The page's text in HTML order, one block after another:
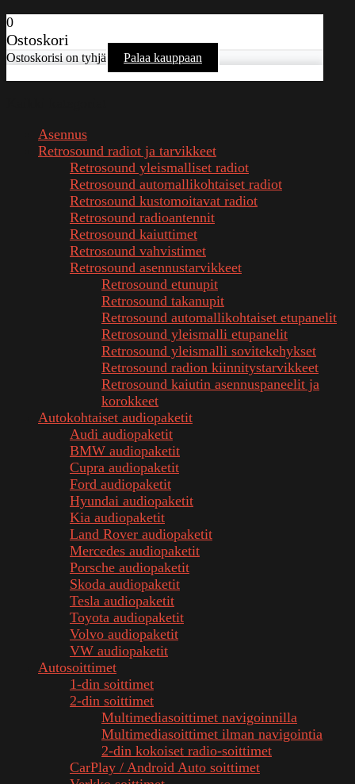
0
Ostoskori
Ostoskorisi on tyhjä Palaa kauppaan
Asennus
Retrosound radiot ja tarvikkeet
Retrosound yleismalliset radiot
Retrosound automallikohtaiset radiot
Retrosound kustomoitavat radiot
Retrosound radioantennit
Retrosound kaiuttimet
Retrosound vahvistimet
Retrosound asennustarvikkeet
Retrosound etunupit
Retrosound takanupit
Retrosound automallikohtaiset etupanelit
Retrosound yleismalli etupanelit
Retrosound yleismalli sovitekehykset
Retrosound radion kiinnitystarvikkeet
Retrosound kaiutin asennuspaneelit ja
korokkeet
Autokohtaiset audiopaketit
Audi audiopaketit
BMW audiopaketit
Cupra audiopaketit
Ford audiopaketit
Hyundai audiopaketit
Kia audiopaketit
Land Rover audiopaketit
Mercedes audiopaketit
Porsche audiopaketit
Skoda audiopaketit
Tesla audiopaketit
Toyota audiopaketit
Volvo audiopaketit
VW audiopaketit
Autosoittimet
1-din soittimet
2-din soittimet
Multimediasoittimet navigoinnilla
Multimediasoittimet ilman navigointia
2-din kokoiset radio-soittimet
CarPlay / Android Auto soittimet